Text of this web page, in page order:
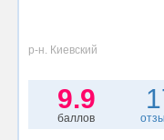
р-н. Киевский
9.9
баллов